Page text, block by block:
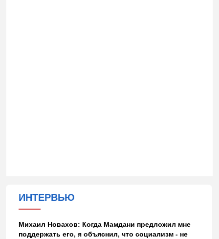
ИНТЕРВЬЮ
Михаил Новахов: Когда Мамдани предложил мне
поддержать его, я объяснил, что социализм - не